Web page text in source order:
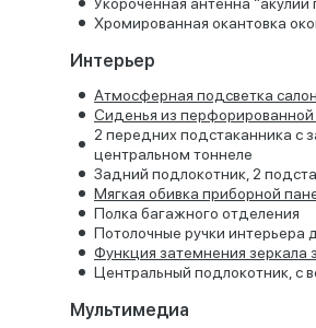
Хромированная окантовка
Интерьер
Атмосферная подсветка
Сиденья из
2 передних подстаканника с
центральном тоннеле
Задний подлокотник, 2
Мягкая обивка приборной
Полка багажного отделения
Потолочные ручки интерьера
Функция затемнения зеркала
Центральный подлокотник, с
Мультимедиа